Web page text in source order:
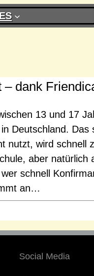
– dank
13 und 17
Deutschland. Das
nutzt, wird schnell
aber natürlich
schnell
an…
Social Media